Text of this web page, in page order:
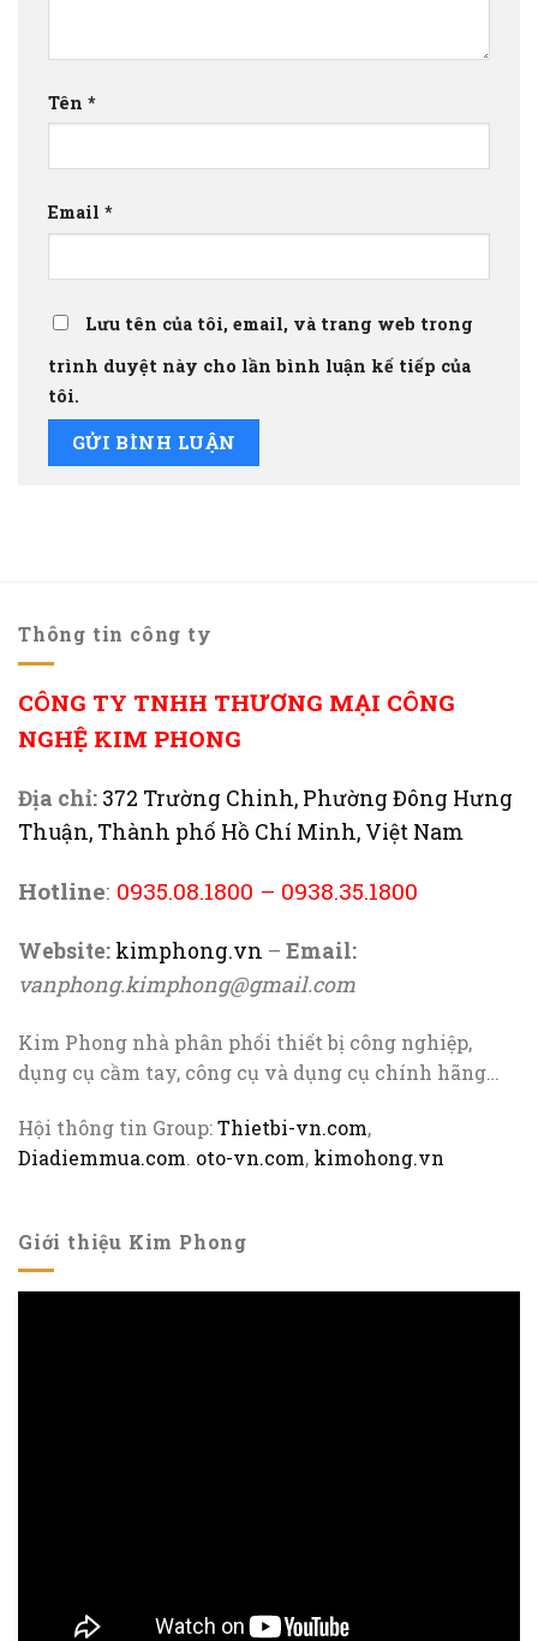
Tên *
Email *
Lưu tên của tôi, email, và trang web trong
trình duyệt này cho lần bình luận kế tiếp của
tôi.
Thông tin công ty
CÔNG TY TNHH THƯƠNG MẠI CÔNG
NGHỆ KIM PHONG
Địa chỉ: 372 Trường Chinh, Phường Đông Hưng
Thuận, Thành phố Hồ Chí Minh, Việt Nam
Hotline: 0935.08.1800 – 0938.35.1800
Website: kimphong.vn – Email:
vanphong.kimphong@gmail.com
Kim Phong nhà phân phối thiết bị công nghiệp,
dụng cụ cầm tay, công cụ và dụng cụ chính hãng…
Hội thông tin Group:Thietbi-vn.com,
Diadiemmua.com. oto-vn.com, kimohong.vn
Giới thiệu Kim Phong